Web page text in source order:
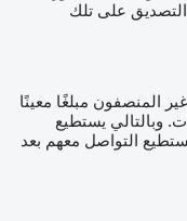
على تلك
المنصفون مبلغًا معينًا
وبالتالي يستطيع
التواصل معهم بعد